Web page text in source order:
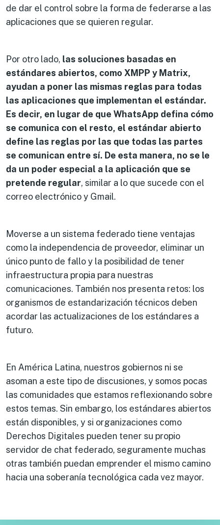
de dar el control sobre la forma de federarse a las
aplicaciones que se quieren regular.
Por otro lado, las soluciones basadas en
estándares abiertos, como XMPP y Matrix,
ayudan a poner las mismas reglas para todas
las aplicaciones que implementan el estándar.
Es decir, en lugar de que WhatsApp defina cómo
se comunica con el resto, el estándar abierto
define las reglas por las que todas las partes
se comunican entre sí. De esta manera, no se le
da un poder especial a la aplicación que se
pretende regular, similar a lo que sucede con el
correo electrónico y Gmail.
Moverse a un sistema federado tiene ventajas
como la independencia de proveedor, eliminar un
único punto de fallo y la posibilidad de tener
infraestructura propia para nuestras
comunicaciones. También nos presenta retos: los
organismos de estandarización técnicos deben
acordar las actualizaciones de los estándares a
futuro.
En América Latina, nuestros gobiernos ni se
asoman a este tipo de discusiones, y somos pocas
las comunidades que estamos reflexionando sobre
estos temas. Sin embargo, los estándares abiertos
están disponibles, y si organizaciones como
Derechos Digitales pueden tener su propio
servidor de chat federado, seguramente muchas
otras también puedan emprender el mismo camino
hacia una soberanía tecnológica cada vez mayor.